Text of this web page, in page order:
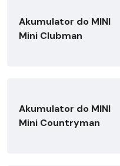
Akumulator do MINI
Mini Clubman
Akumulator do MINI
Mini Countryman